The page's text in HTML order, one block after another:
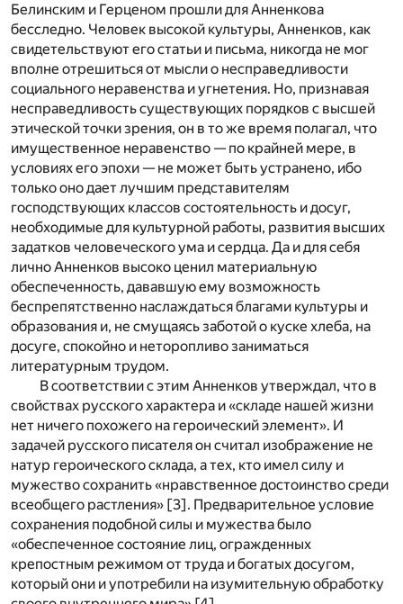
Белинским и Герценом прошли для Анненкова
бесследно. Человек высокой культуры, Анненков, как
свидетельствуют его статьи и письма, никогда не мог
вполне отрешиться от мысли о несправедливости
социального неравенства и угнетения. Но, признавая
несправедливость существующих порядков с высшей
этической точки зрения, он в то же время полагал, что
имущественное неравенство — по крайней мере, в
условиях его эпохи — не может быть устранено, ибо
только оно дает лучшим представителям
господствующих классов состоятельность и досуг,
необходимые для культурной работы, развития высших
задатков человеческого ума и сердца. Да и для себя
лично Анненков высоко ценил материальную
обеспеченность, дававшую ему возможность
беспрепятственно наслаждаться благами культуры и
образования и, не смущаясь заботой о куске хлеба, на
досуге, спокойно и неторопливо заниматься
литературным трудом.
В соответствии с этим Анненков утверждал, что в
свойствах русского характера и «складе нашей жизни
нет ничего похожего на героический элемент». И
задачей русского писателя он считал изображение не
натур героического склада, а тех, кто имел силу и
мужество сохранить «нравственное достоинство среди
всеобщего растления» [3] . Предварительное условие
сохранения подобной силы и мужества было
«обеспеченное состояние лиц, огражденных
крепостным режимом от труда и богатых досугом,
который они и употребили на изумительную обработку